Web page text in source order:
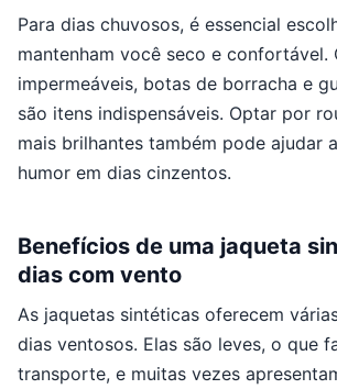
Para dias chuvosos, é essencial
mantenham você seco e confortável.
impermeáveis, botas de borracha e
são itens indispensáveis. Optar por
mais brilhantes também pode ajudar
humor em dias cinzentos.
Benefícios de uma jaqueta
dias com vento
As jaquetas sintéticas oferecem
dias ventosos. Elas são leves, o que
transporte, e muitas vezes